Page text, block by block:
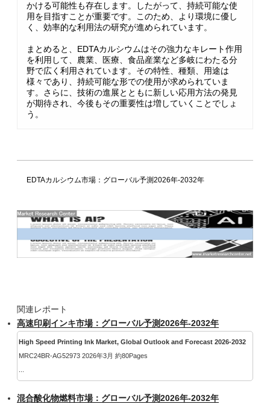
かける可能性も存在します。したがって、持続可能な使
用を目指すことが重要です。このため、より環境に優し
く、効率的な利用法の研究が進められています。
まとめると、EDTAカルシウムはその強力なキレート作用
を利用して、農業、医療、食品産業など多岐にわたる分
野で広く利用されています。その特性、種類、用途は
様々であり、持続可能な形での使用が求められていま
す。さらに、技術の進展とともに新しい応用方法の発見
が期待され、今後もその重要性は増していくことでしょ
う。
EDTAカルシウム市場：グローバル予測2026年-2032年
関連レポート
高速印刷インキ市場：グローバル予測2026年-2032年
High Speed Printing Ink Market, Global Outlook and Forecast 2026-2032
MRC24BR-AG52973 2026年3月 約80Pages
混合酸化物燃料市場：グローバル予測2026年-2032年